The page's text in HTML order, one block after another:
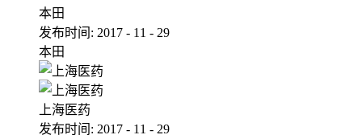
本田
发布时间: 2017 - 11 - 29
本田
上海医药
发布时间: 2017 - 11 - 29